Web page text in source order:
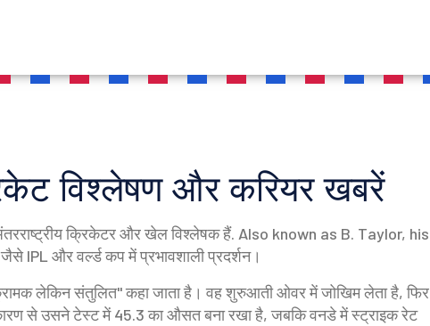
विश्लेषण और करियर खबरें
क्रिकेटर और खेल विश्लेषक हैं. Also known as B. Taylor, his
जैसेIPL औरवर्ल्ड कपमें प्रभावशाली प्रदर्शन।
लेकिन संतुलित" कहा जाता है। वह शुरुआती ओवर में जोखिम लेता है, फिर
से उसने टेस्ट में 45.3 का औसत बना रखा है, जबकि वनडे में स्ट्राइक रेट